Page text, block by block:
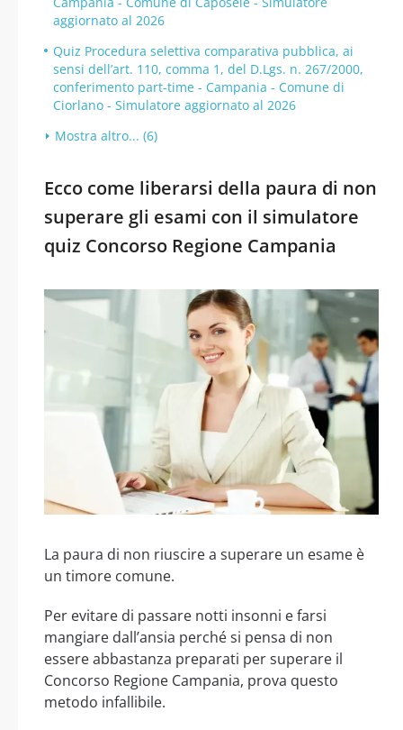
aggiornato al 2026
Quiz Procedura selettiva comparativa pubblica, ai
sensi dell’art. 110, comma 1, del D.Lgs. n. 267/2000,
conferimento part-time - Campania - Comune di
Ciorlano - Simulatore aggiornato al 2026
Mostra altro... (6)
Ecco come liberarsi della paura di non
superare gli esami con il simulatore
quiz Concorso Regione Campania
La paura di non riuscire a superare un esame è
un timore comune.
Per evitare di passare notti insonni e farsi
mangiare dall’ansia perché si pensa di non
essere abbastanza preparati per superare il
Concorso Regione Campania, prova questo
metodo infallibile.